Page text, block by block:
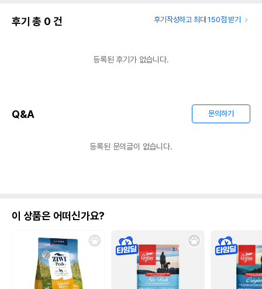
후기 총 0 건 후기작성하고 최대 150점 받기
등록된 후기가 없습니다.
Q&A 문의하기
등록된 문의글이 없습니다.
이 상품은 어떠신가요?